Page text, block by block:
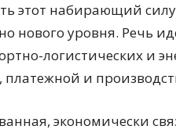
этот набирающий
нового уровня. Речь
логистических и
и
экономически